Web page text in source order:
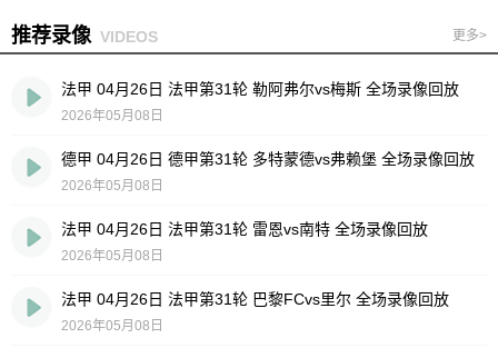
推荐录像 VIDEOS 更多>
法甲 04月26日 法甲第31轮 勒阿弗尔vs梅斯 全场录像回放
2026年05月08日
德甲 04月26日 德甲第31轮 多特蒙德vs弗赖堡 全场录像回放
2026年05月08日
法甲 04月26日 法甲第31轮 雷恩vs南特 全场录像回放
2026年05月08日
法甲 04月26日 法甲第31轮 巴黎FCvs里尔 全场录像回放
2026年05月08日